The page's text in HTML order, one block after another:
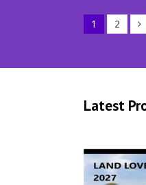
1 2
Latest